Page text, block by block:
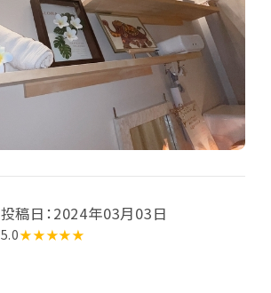
投稿日：2024年03月03日
5.0★★★★★